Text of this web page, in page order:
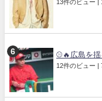
13件のビュー |
⚾🔥広島を
12件のビュー |